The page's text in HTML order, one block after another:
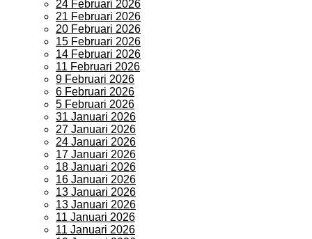
24 Februari 2026
21 Februari 2026
20 Februari 2026
15 Februari 2026
14 Februari 2026
11 Februari 2026
9 Februari 2026
6 Februari 2026
5 Februari 2026
31 Januari 2026
27 Januari 2026
24 Januari 2026
17 Januari 2026
18 Januari 2026
16 Januari 2026
13 Januari 2026
13 Januari 2026
11 Januari 2026
11 Januari 2026